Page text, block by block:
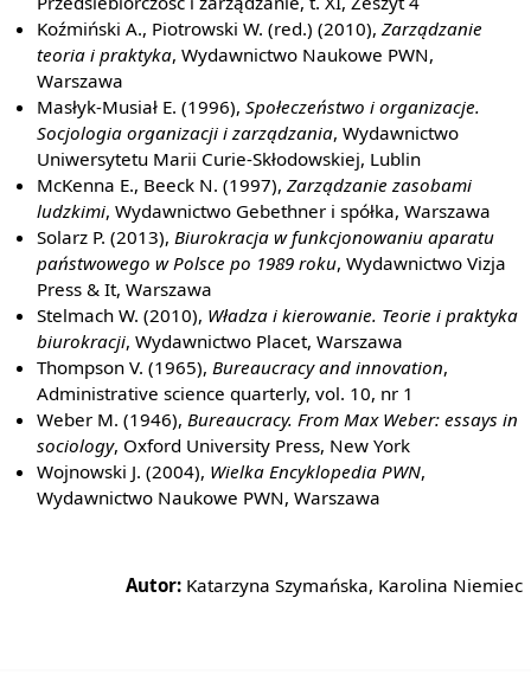
Koźmiński A., Piotrowski W. (red.) (2010),Zarządzanie
teoria i praktyka, Wydawnictwo Naukowe PWN,
Warszawa
Masłyk-Musiał E. (1996),Społeczeństwo i organizacje.
Socjologia organizacji i zarządzania, Wydawnictwo
Uniwersytetu Marii Curie-Skłodowskiej, Lublin
McKenna E., Beeck N. (1997),Zarządzanie zasobami
ludzkimi, Wydawnictwo Gebethner i spółka, Warszawa
Solarz P. (2013),Biurokracja w funkcjonowaniu aparatu
państwowego w Polsce po 1989 roku, Wydawnictwo Vizja
Press & It, Warszawa
Stelmach W. (2010), Władza i kierowanie. Teorie i praktyka
biurokracji, Wydawnictwo Placet, Warszawa
Thompson V. (1965),Bureaucracy and innovation,
Administrative science quarterly, vol. 10, nr 1
Weber M. (1946),Bureaucracy. From Max Weber: essays in
sociology, Oxford University Press, New York
Wojnowski J. (2004), Wielka Encyklopedia PWN,
Wydawnictwo Naukowe PWN, Warszawa
Autor: Katarzyna Szymańska, Karolina Niemiec